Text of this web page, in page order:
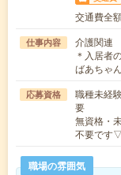
交通費全
仕事内容
介護関連
＊入居者
ばあちゃ
応募資格
職種未経
要
無資格・
不要です
職場の雰囲気